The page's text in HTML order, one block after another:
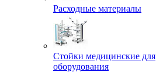
Расходные материалы
Стойки медицинские для
оборудования